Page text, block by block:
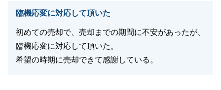
閉じる
臨機応変に対応して頂いた
初めての売却で、売却までの期間に不安があったが、
臨機応変に対応して頂いた。
希望の時期に売却できて感謝している。